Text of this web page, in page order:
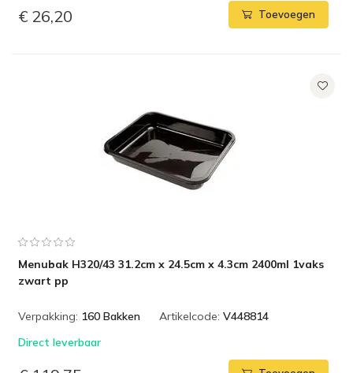
€ 26,20 Toevoegen
Menubak H320/43 31.2cm x 24.5cm x 4.3cm 2400ml 1vaks
zwart pp
Verpakking: 160 Bakken Artikelcode: V448814
Direct leverbaar